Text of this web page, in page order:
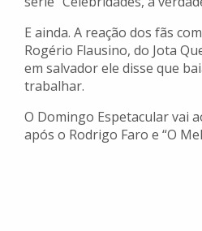
E ainda. A reação dos fãs
Rogério Flausino, do Jota
em salvador ele disse que
trabalhar.
O Domingo Espetacular vai
após o Rodrigo Faro e “O